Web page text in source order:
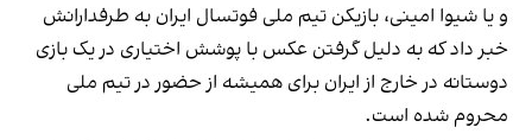
و یا شیوا امینی، بازیکن تیم ملی فوتسال ایران به طرفدارانش
خبر داد که به دلیل گرفتن عکس با پوشش اختیاری در یک بازی
دوستانه در خارج از ایران برای همیشه از حضور در تیم ملی
محروم شده است.